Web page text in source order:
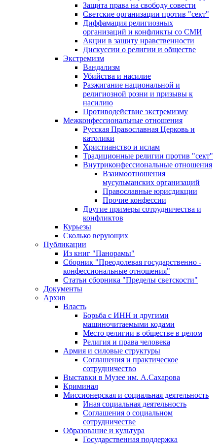
Защита права на свободу совести
Светские организации против "сект"
Диффамация религиозных
организаций и конфликты со СМИ
Акции в защиту нравственности
Дискуссии о религии и обществе
Экстремизм
Вандализм
Убийства и насилие
Разжигание национальной и
религиозной розни и призывы к
насилию
Противодействие экстремизму
Межконфессиональные отношения
Русская Православная Церковь и
католики
Христианство и ислам
Традиционные религии против "сект"
Внутриконфессиональные отношения
Взаимоотношения
мусульманских организаций
Православные юрисдикции
Прочие конфессии
Другие примеры сотрудничества и
конфликтов
Курьезы
Сколько верующих
Публикации
Из книг "Панорамы"
Сборник "Преодолевая государственно -
конфессиональные отношения"
Статьи сборника "Пределы светскости"
Документы
Архив
Власть
Борьба с ИНН и другими
машиночитаемыми кодами
Место религии в обществе в целом
Религия и права человека
Армия и силовые структуры
Соглашения и практическое
сотрудничество
Выставки в Музее им. А.Сахарова
Криминал
Миссионерская и социальная деятельность
Иная социальная деятельность
Соглашения о социальном
сотрудничестве
Образование и культура
Государственная поддержка